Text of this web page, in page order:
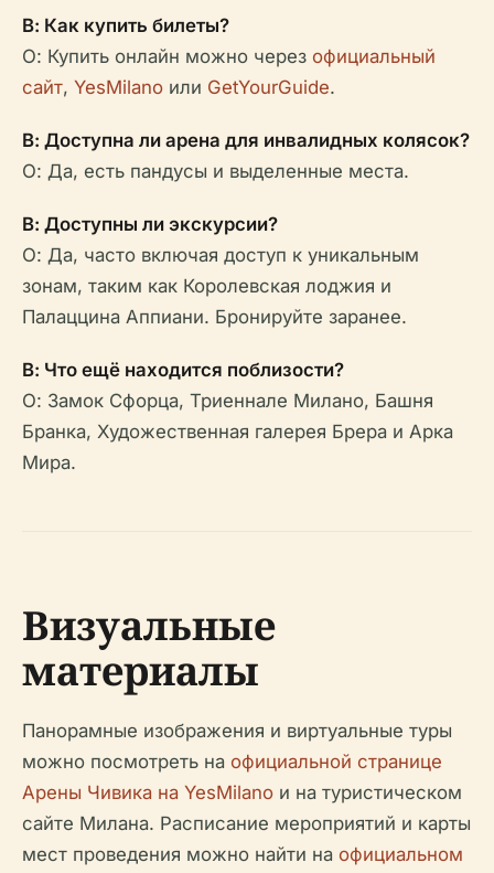
В: Как купить билеты?
О: Купить онлайн можно через официальный
сайт, YesMilano или GetYourGuide.
В: Доступна ли арена для инвалидных колясок?
О: Да, есть пандусы и выделенные места.
В: Доступны ли экскурсии?
О: Да, часто включая доступ к уникальным
зонам, таким как Королевская лоджия и
Палаццина Аппиани. Бронируйте заранее.
В: Что ещё находится поблизости?
О: Замок Сфорца, Триеннале Милано, Башня
Бранка, Художественная галерея Брера и Арка
Мира.
Визуальные
материалы
Панорамные изображения и виртуальные туры
можно посмотреть на официальной странице
Арены Чивика на YesMilano и на туристическом
сайте Милана. Расписание мероприятий и карты
мест проведения можно найти на официальном